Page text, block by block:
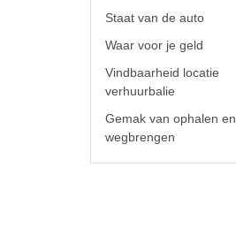
Staat van de auto
Waar voor je geld
Vindbaarheid locatie
verhuurbalie
Gemak van ophalen en
wegbrengen